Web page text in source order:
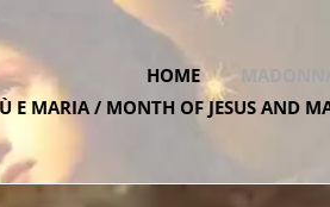
HOME
E MARIA / MONTH OF JESUS AND